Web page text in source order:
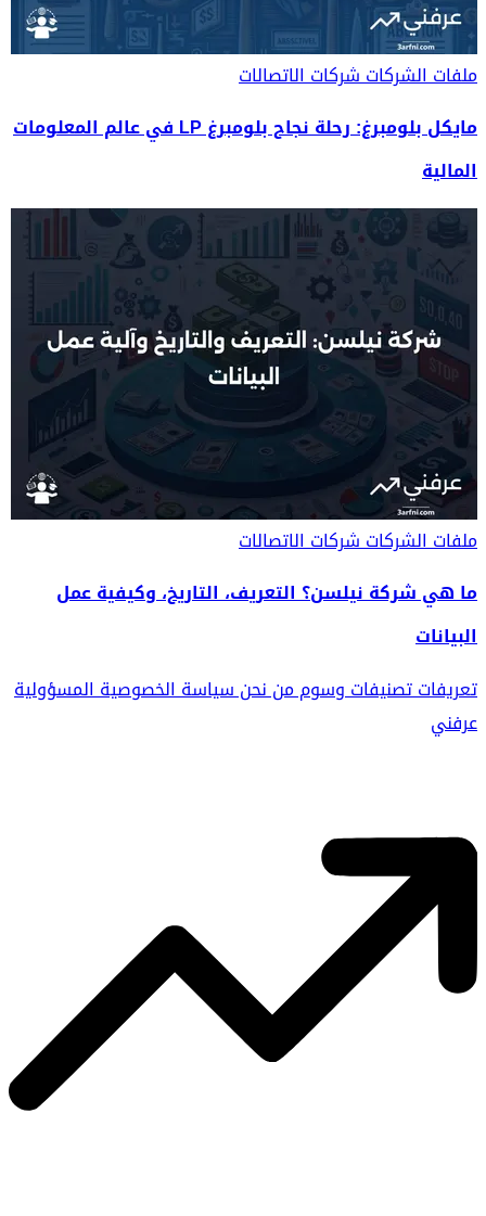
ملفات الشركاتشركات الاتصالات
مايكل بلومبرغ: رحلة نجاح بلومبرغ LP في عالم المعلومات
المالية
ملفات الشركاتشركات الاتصالات
ما هي شركة نيلسن؟ التعريف، التاريخ، وكيفية عمل
البيانات
تعريفاتتصنيفاتوسوممن نحنسياسة الخصوصيةالمسؤولية
عرفني